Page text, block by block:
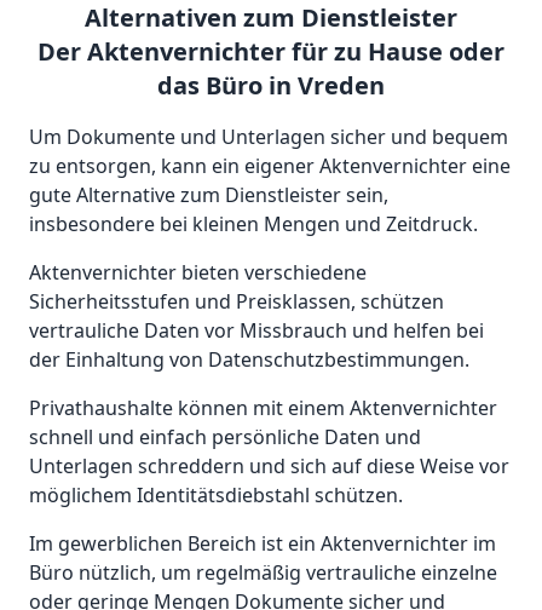
Alternativen zum Dienstleister
Der Aktenvernichter für zu Hause oder
das Büro in Vreden
Um Dokumente und Unterlagen sicher und bequem
zu entsorgen, kann ein eigener Aktenvernichter eine
gute Alternative zum Dienstleister sein,
insbesondere bei kleinen Mengen und Zeitdruck.
Aktenvernichter bieten verschiedene
Sicherheitsstufen und Preisklassen, schützen
vertrauliche Daten vor Missbrauch und helfen bei
der Einhaltung von Datenschutzbestimmungen.
Privathaushalte können mit einem Aktenvernichter
schnell und einfach persönliche Daten und
Unterlagen schreddern und sich auf diese Weise vor
möglichem Identitätsdiebstahl schützen.
Im gewerblichen Bereich ist ein Aktenvernichter im
Büro nützlich, um regelmäßig vertrauliche einzelne
oder geringe Mengen Dokumente sicher und